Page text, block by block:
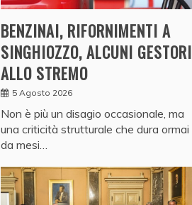
BENZINAI, RIFORNIMENTI A
SINGHIOZZO, ALCUNI GESTORI
ALLO STREMO
5 Agosto 2026
Non è più un disagio occasionale, ma
una criticità strutturale che dura ormai
da mesi…